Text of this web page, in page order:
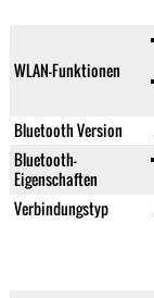
WLAN-Funktionen
Bluetooth Version
Bluetooth-
Eigenschaften
Verbindungstyp